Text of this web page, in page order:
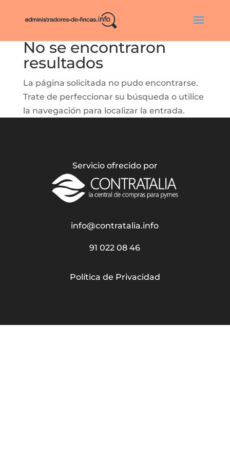
No se encontraron
resultados
La página solicitada no pudo encontrarse.
Trate de perfeccionar su búsqueda o utilice
la navegación para localizar la entrada.
Servicio ofrecido por
info@contratalia.info
91 022 08 46
Política de Privacidad